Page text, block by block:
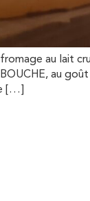
au lait
au
[…]